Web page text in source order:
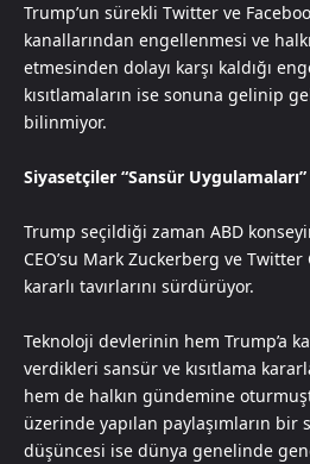
Trump’un sürekli Twitter ve
kanallarından engellenmesi ve
etmesinden dolayı karşı kaldığı
kısıtlamaların ise sonuna gelinip
bilinmiyor.
Siyasetçiler “Sansür
Trump seçildiği zaman ABD
CEO’su Mark Zuckerberg ve Twitter
kararlı tavırlarını sürdürüyor.
Teknoloji devlerinin hem Trump’a
verdikleri sansür ve kısıtlama
hem de halkın gündemine
üzerinde yapılan paylaşımların bir
düşüncesi ise dünya genelinde